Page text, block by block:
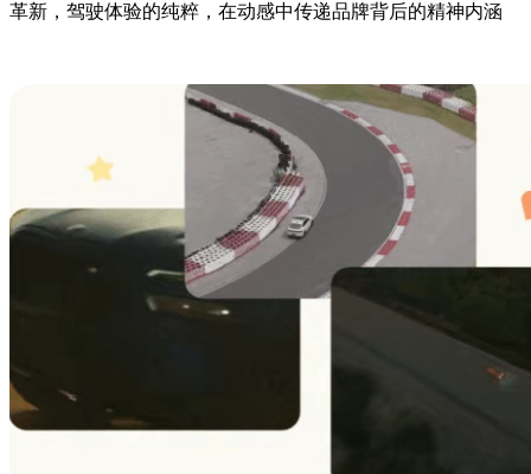
革新，驾驶体验的纯粹，在动感中传递品牌背后的精神内涵